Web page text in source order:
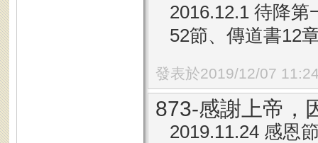
2016.12.1 待降
52節、傳道書12
發表於2019/12/07
873-感謝上帝，
2019.11.24 感恩